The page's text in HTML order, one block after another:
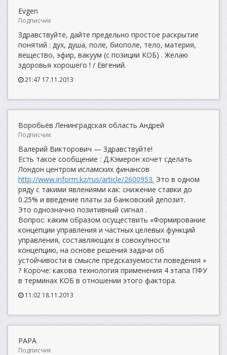
Evgen
Подписчик
Здравствуйте, дайте предельно простое раскрытие
понятий : дух, душа, поле, биополе, тело, материя,
вещество, эфир, вакуум (с позиции КОБ) . Желаю
здоровья хорошего ! / Евгений.
21:47 17.11.2013
Воробьёв Ленинградская область Андрей
Подписчик
Валерий Викторович — Здравствуйте!
Есть такое сообщение : Д.Кэмерон хочет сделать
Лондон центром исламских финансов
http://www.inform.kz/rus/article/2600953. Это в одном
ряду с такими явлениями как: снижение ставки до
0.25% и введение платы за банковский депозит.
Это однозначно позитивный сигнал .
Вопрос: каким образом осуществить «Формирование
концепции управления и частных целевых функций
управления, составляющих в совокупности
концепцию, на основе решения задачи об
устойчивости в смысле предсказуемости поведения »
? Короче: какова технология применения 4 этапа ПФУ
в терминах КОБ в отношении этого фактора.
11:02 18.11.2013
PAPA
Подписчик